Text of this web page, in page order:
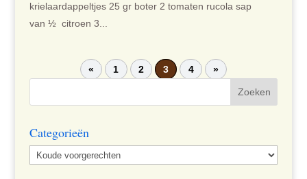
krielaardappeltjes 25 gr boter 2 tomaten rucola sap
van ½ citroen 3...
« 1 2 3 4 »
Categorieën
Categorieën